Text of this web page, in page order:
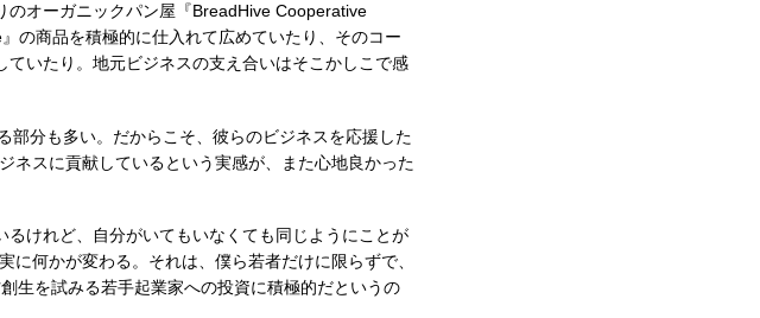
のオーガニックパン屋『BreadHive Cooperative
の商品を積極的に仕入れて広めていたり、そのコー
いたり。地元ビジネスの支え合いはそこかしこで感
部分も多い。だからこそ、彼らのビジネスを応援した
ネスに貢献しているという実感が、また心地良かった
けれど、自分がいてもいなくても同じようにことが
何かが変わる。それは、僕ら若者だけに限らずで、
生を試みる若手起業家への投資に積極的だというの